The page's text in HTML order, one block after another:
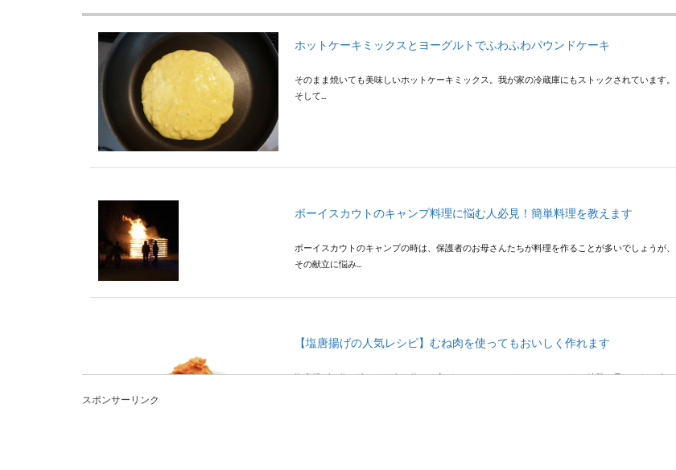
ホットケーキミックスとヨーグルトでふわふわパウンドケーキ
そのまま焼いても美味しいホットケーキミックス。我が家の冷蔵庫にもストックされています。
そして...
ボーイスカウトのキャンプ料理に悩む人必見！簡単料理を教えます
ボーイスカウトのキャンプの時は、保護者のお母さんたちが料理を作ることが多いでしょうが、
その献立に悩み...
【塩唐揚げの人気レシピ】むね肉を使ってもおいしく作れます
塩唐揚げを作る時はもも肉を使った方がおいしいことはわかっていても、値段を見るとむね肉で
スポンサーリンク